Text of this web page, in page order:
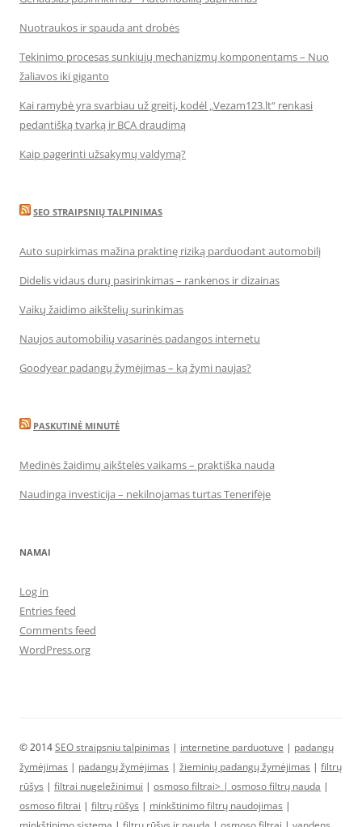
Nuotraukos ir spauda ant drobės
Tekinimo procesas sunkiųjų mechanizmų komponentams – Nuo
žaliavos iki giganto
Kai ramybė yra svarbiau už greitį, kodėl „Vezam123.lt“ renkasi
pedantišką tvarką ir BCA draudimą
Kaip pagerinti užsakymų valdymą?
SEO STRAIPSNIŲ TALPINIMAS
Auto supirkimas mažina praktinę riziką parduodant automobilį
Didelis vidaus durų pasirinkimas – rankenos ir dizainas
Vaikų žaidimo aikštelių surinkimas
Naujos automobilių vasarinės padangos internetu
Goodyear padangų žymėjimas – ką žymi naujas?
PASKUTINĖ MINUTĖ
Medinės žaidimų aikštelės vaikams – praktiška nauda
Naudinga investicija – nekilnojamas turtas Tenerifėje
NAMAI
Log in
Entries feed
Comments feed
WordPress.org
© 2014SEO straipsniu talpinimas | internetine parduotuve | padangų
žymėjimas | padangų žymėjimas | žieminių padangų žymėjimas | filtrų
rūšys | filtrai nugeležinimui | osmoso filtrai> | osmoso filtrų nauda |
osmoso filtrai | filtrų rūšys | minkštinimo filtrų naudojimas |